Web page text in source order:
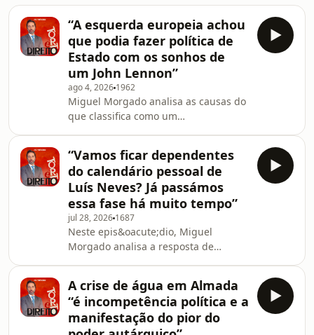
“A esquerda europeia achou
que podia fazer política de
Estado com os sonhos de
um John Lennon”
ago 4, 2026 1962
Miguel Morgado analisa as causas do
que classifica como um
centena de pessoas, e aponta as
&ldquo;mentiras&rdquo; de Pedro
S&aacute;nchez sobre o caso. Em
Portugal, comenta os dados do
crescimento do PIB e avalia a
confer&ecirc;ncia de imprensa de
Lu&iacute;s Neves, com nota
negativa. Ou&ccedil;a este
epis&oacute;dio do Torto e Dir
“Vamos ficar dependentes
do calendário pessoal de
Luís Neves? Já passámos
essa fase há muito tempo”
jul 28, 2026 1687
Neste epis&oacute;dio, Miguel
Morgado analisa a resposta de
parte do Minist&eacute;rio
P&uacute;blico, bem como a
rea&ccedil;&atilde;o do Governo e da
A crise de água em Almada
“é incompetência política e a
manifestação do pior do